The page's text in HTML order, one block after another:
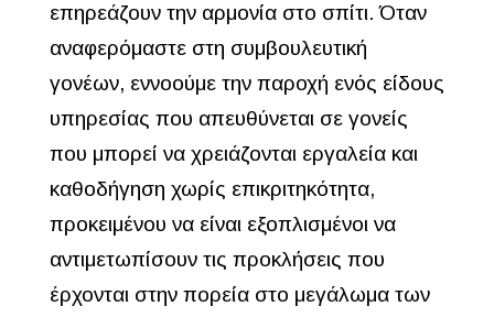
επηρεάζουν την αρμονία στο σπίτι. Όταν
αναφερόμαστε στη συμβουλευτική
γονέων, εννοούμε την παροχή ενός είδους
υπηρεσίας που απευθύνεται σε γονείς
που μπορεί να χρειάζονται εργαλεία και
καθοδήγηση χωρίς επικριτηκότητα,
προκειμένου να είναι εξοπλισμένοι να
αντιμετωπίσουν τις προκλήσεις που
έρχονται στην πορεία στο μεγάλωμα των